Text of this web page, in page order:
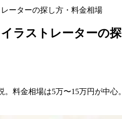
ーターの探し方・料金相場
ラストレーターの
料金相場は5万〜15万円が中